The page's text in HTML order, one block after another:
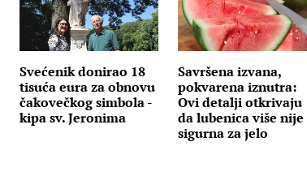
Svećenik donirao 18
tisuća eura za obnovu
čakovečkog simbola -
kipa sv. Jeronima
Savršena izvana,
pokvarena iznutra:
Ovi detalji otkrivaju
da lubenica više nije
sigurna za jelo